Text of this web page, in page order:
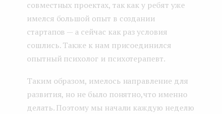
совместных проектах, так как у ребят уже
имелся большой опыт в создании
стартапов — а сейчас как раз условия
сошлись. Также к нам присоединился
опытный психолог и психотерапевт.
Таким образом, имелось направление для
развития, но не было понятно,что именно
делать. Поэтому мы начали каждую неделю